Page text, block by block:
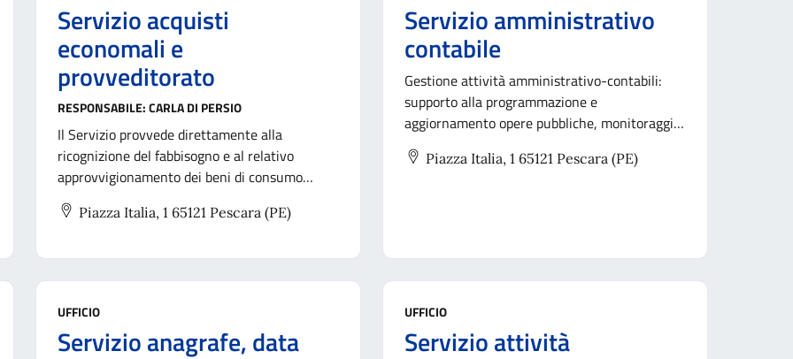
Servizio acquisti
economali e
provveditorato
RESPONSABILE:CARLA DI PERSIO
Il Servizio provvede direttamente alla
ricognizione del fabbisogno e al relativo
approvvigionamento dei beni di consumo
necessari al regolare funzionamento degli
uffici dell'Ente.
Piazza Italia, 1 65121 Pescara (PE)
Servizio amministrativo
contabile
Gestione attività amministrativo-contabili:
supporto alla programmazione e
aggiornamento opere pubbliche, monitoraggio
coerenza risorse e dati BDAP, gestione
archivio informatizzato e predisposizione
Piazza Italia, 1 65121 Pescara (PE)
UFFICIO
Servizio anagrafe, data
UFFICIO
Servizio attività